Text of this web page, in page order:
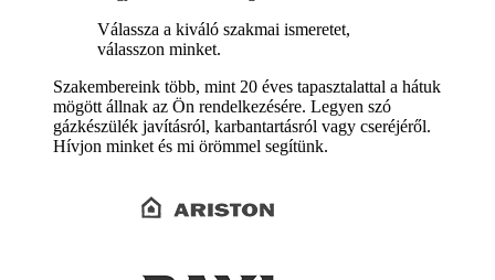
Válassza a kiváló szakmai ismeretet,
válasszon minket.
Szakembereink több, mint 20 éves tapasztalattal a hátuk
mögött állnak az Ön rendelkezésére. Legyen szó
gázkészülék javításról, karbantartásról vagy cseréjéről.
Hívjon minket és mi örömmel segítünk.